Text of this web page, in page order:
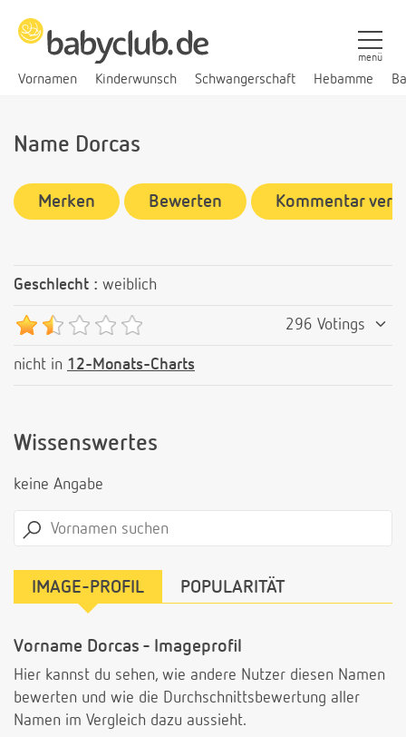
Vornamen Kinderwunsch Schwangerschaft Hebamme
menü
Name Dorcas
Merken Bewerten Kommentar
Geschlecht : weiblich
296 Votings
nicht in 12-Monats-Charts
Wissenswertes
keine Angabe
IMAGE-PROFIL POPULARITÄT
Vorname Dorcas - Imageprofil
Hier kannst du sehen, wie andere Nutzer diesen Namen
bewerten und wie die Durchschnittsbewertung aller
Namen im Vergleich dazu aussieht.